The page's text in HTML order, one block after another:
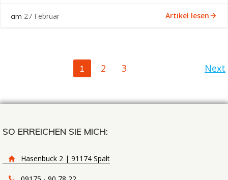
am 27 Februar Artikel lesen
Page
1 Page
2 Page
3 Next
SO ERREICHEN SIE MICH:
Hasenbuck 2 | 91174 Spalt